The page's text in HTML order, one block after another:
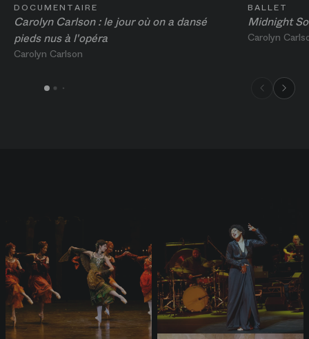
Carolyn Carlson : le jour où on a dansé
pieds nus à l'opéra
DOCUMENTAIRE
Carolyn Carlson
Midnight
BALLET
Carolyn